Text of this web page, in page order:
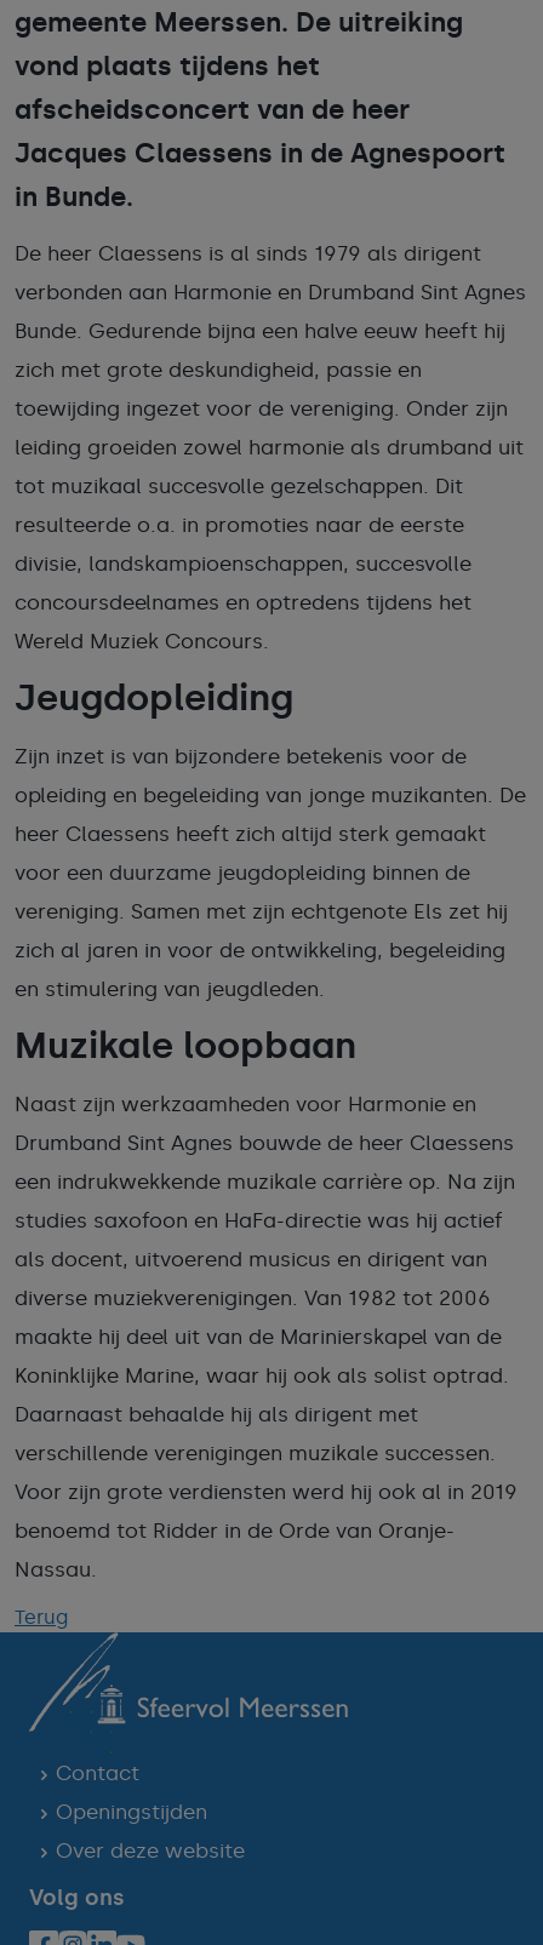
gemeente Meerssen. De uitreiking
vond plaats tijdens het
afscheidsconcert van de heer
Jacques Claessens in de Agnespoort
in Bunde.
De heer Claessens is al sinds 1979 als dirigent
verbonden aan Harmonie en Drumband Sint Agnes
Bunde. Gedurende bijna een halve eeuw heeft hij
zich met grote deskundigheid, passie en
toewijding ingezet voor de vereniging. Onder zijn
leiding groeiden zowel harmonie als drumband uit
tot muzikaal succesvolle gezelschappen. Dit
resulteerde o.a. in promoties naar de eerste
divisie, landskampioenschappen, succesvolle
concoursdeelnames en optredens tijdens het
Wereld Muziek Concours.
Jeugdopleiding
Zijn inzet is van bijzondere betekenis voor de
opleiding en begeleiding van jonge muzikanten. De
heer Claessens heeft zich altijd sterk gemaakt
voor een duurzame jeugdopleiding binnen de
vereniging. Samen met zijn echtgenote Els zet hij
zich al jaren in voor de ontwikkeling, begeleiding
en stimulering van jeugdleden.
Muzikale loopbaan
Naast zijn werkzaamheden voor Harmonie en
Drumband Sint Agnes bouwde de heer Claessens
een indrukwekkende muzikale carrière op. Na zijn
studies saxofoon en HaFa-directie was hij actief
als docent, uitvoerend musicus en dirigent van
diverse muziekverenigingen. Van 1982 tot 2006
maakte hij deel uit van de Marinierskapel van de
Koninklijke Marine, waar hij ook als solist optrad.
Daarnaast behaalde hij als dirigent met
verschillende verenigingen muzikale successen.
Voor zijn grote verdiensten werd hij ook al in 2019
benoemd tot Ridder in de Orde van Oranje-
Nassau.
Terug
Contact
Openingstijden
Over deze website
Volg ons